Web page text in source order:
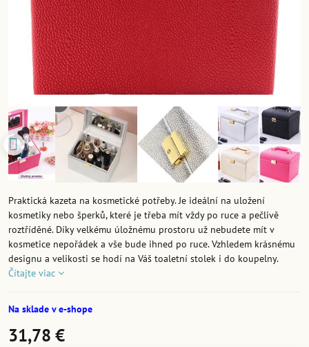
Praktická kazeta na kosmetické potřeby. Je ideální na uložení
kosmetiky nebo šperků, které je třeba mít vždy po ruce a pečlivě
roztříděné. Díky velkému úložnému prostoru už nebudete mít v
kosmetice nepořádek a vše bude ihned po ruce. Vzhledem krásnému
designu a velikosti se hodí na Váš toaletní stolek i do koupelny.
Čítajte viac
Na sklade v e-shope
31,78 €